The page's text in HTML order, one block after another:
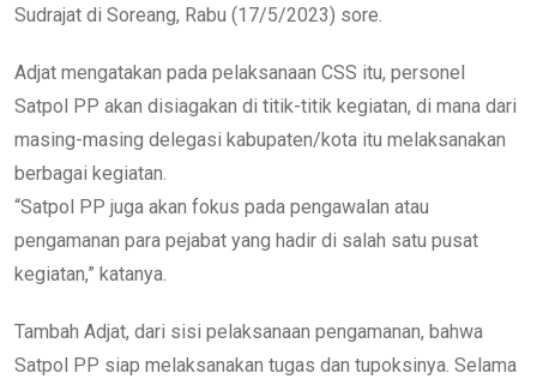
Sudrajat di Soreang, Rabu (17/5/2023) sore.
Adjat mengatakan pada pelaksanaan CSS itu, personel
Satpol PP akan disiagakan di titik-titik kegiatan, di mana dari
masing-masing delegasi kabupaten/kota itu melaksanakan
berbagai kegiatan.
“Satpol PP juga akan fokus pada pengawalan atau
pengamanan para pejabat yang hadir di salah satu pusat
kegiatan,” katanya.
Tambah Adjat, dari sisi pelaksanaan pengamanan, bahwa
Satpol PP siap melaksanakan tugas dan tupoksinya. Selama